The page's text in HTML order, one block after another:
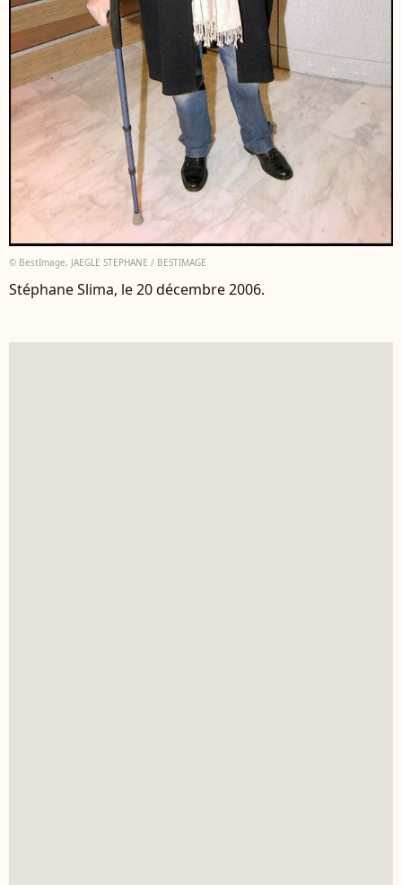
© BestImage, JAEGLE STEPHANE / BESTIMAGE
Stéphane Slima, le 20 décembre 2006.